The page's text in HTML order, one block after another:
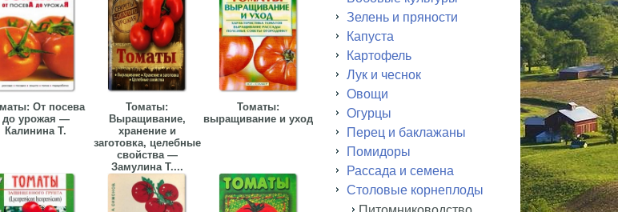
От посева
до урожая —
Калинина Т.
Томаты:
Выращивание,
хранение и
заготовка, целебные
свойства —
Замулина Т....
Томаты:
выращивание и уход
Зелень и пряности
Капуста
Картофель
Лук и чеснок
Овощи
Огурцы
Перец и баклажаны
Помидоры
Рассада и семена
Столовые корнеплоды